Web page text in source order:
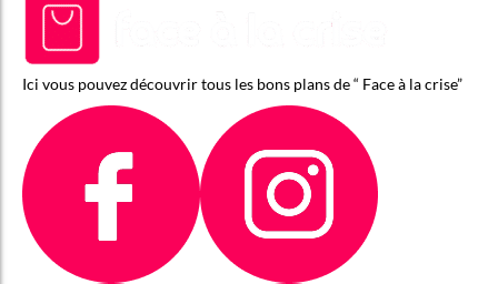
Ici vous pouvez découvrir tous les bons plans de “ Face à la crise”